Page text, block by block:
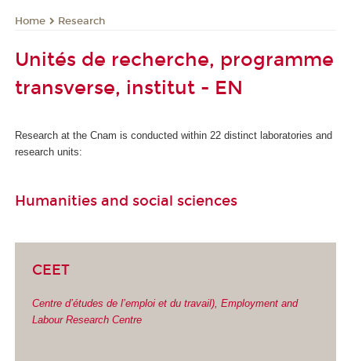
Home Research
Unités de recherche, programme
transverse, institut - EN
Research at the Cnam is conducted within 22 distinct laboratories and
research units:
Humanities and social sciences
CEET
Centre d’études de l’emploi et du travail), Employment and
Labour Research Centre